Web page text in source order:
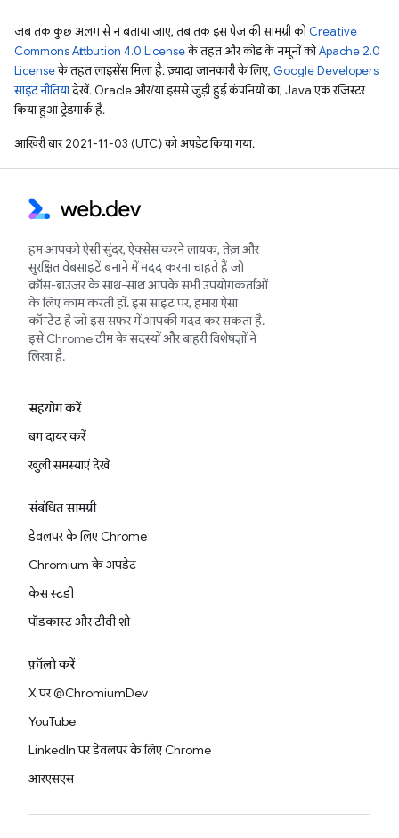
जब तक कुछ अलग से न बताया जाए, तब तक इस पेज की सामग्री कोCreative
Commons Attribution 4.0 Licenseके तहत और कोड के नमूनों कोApache 2.0
Licenseके तहत लाइसेंस मिला है. ज़्यादा जानकारी के लिए, Google Developers
साइट नीतियांदेखें. Oracle और/या इससे जुड़ी हुई कंपनियों का, Java एक रजिस्टर
किया हुआ ट्रेडमार्क है.
आखिरी बार 2021-11-03 (UTC) को अपडेट किया गया.
हम आपको ऐसी सुंदर, ऐक्सेस करने लायक, तेज़ और
सुरक्षित वेबसाइटें बनाने में मदद करना चाहते हैं जो
क्रॉस-ब्राउज़र के साथ-साथ आपके सभी उपयोगकर्ताओं
के लिए काम करती हों. इस साइट पर, हमारा ऐसा
कॉन्टेंट है जो इस सफ़र में आपकी मदद कर सकता है.
इसे Chrome टीम के सदस्यों और बाहरी विशेषज्ञों ने
लिखा है.
सहयोग करें
बग दायर करें
खुली समस्याएं देखें
संबंधित सामग्री
डेवलपर के लिए Chrome
Chromium के अपडेट
केस स्टडी
पॉडकास्ट और टीवी शो
फ़ॉलो करें
X पर @ChromiumDev
YouTube
LinkedIn पर डेवलपर के लिए Chrome
आरएसएस